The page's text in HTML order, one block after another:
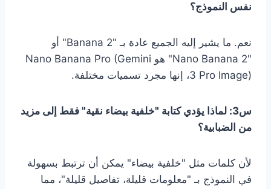
نفس النموذج؟
نعم. ما يشير إليه الجميع عادة بـ "Banana 2" أو
"Nano Banana 2" هو Nano Banana Pro (Gemini
3 Pro Image)، إنها مجرد تسميات مختلفة.
س3: لماذا يؤدي كتابة "خلفية بيضاء نقية" فقط إلى مزيد
من الضبابية؟
لأن كلمات مثل "خلفية بيضاء" يمكن أن ترتبط بسهولة
في النموذج بـ "معلومات قليلة، تفاصيل قليلة"، مما